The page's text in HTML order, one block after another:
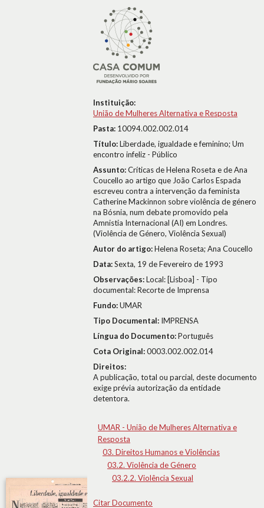
Instituição:
União de Mulheres Alternativa e Resposta
Pasta: 10094.002.002.014
Título:Liberdade, igualdade e feminino; Um
encontro infeliz - Público
Assunto:Críticas de Helena Roseta e de Ana
Coucello ao artigo que João Carlos Espada
escreveu contra a intervenção da feminista
Catherine Mackinnon sobre violência de género
na Bósnia, num debate promovido pela
Amnistia Internacional (AI) em Londres.
(Violência de Género, Violência Sexual)
Autor do artigo:Helena Roseta; Ana Coucello
Data:Sexta, 19 de Fevereiro de 1993
Observações:Local: [Lisboa] - Tipo
documental: Recorte de Imprensa
Fundo:UMAR
Tipo Documental: IMPRENSA
Língua do Documento:Português
Cota Original:0003.002.002.014
Direitos:
A publicação, total ou parcial, deste documento
exige prévia autorização da entidade
detentora.
UMAR - União de Mulheres Alternativa e
Resposta
03. Direitos Humanos e Violências
03.2. Violência de Género
03.2.2. Violência Sexual
Citar Documento